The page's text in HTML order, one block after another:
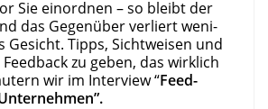
Sie ein­ord­nen – so bleibt der
das Gegen­über ver­liert weni­
Gesicht. Tipps, Sicht­wei­sen und
zu geben, das wirk­lich
wir im Inter­view “Feed­